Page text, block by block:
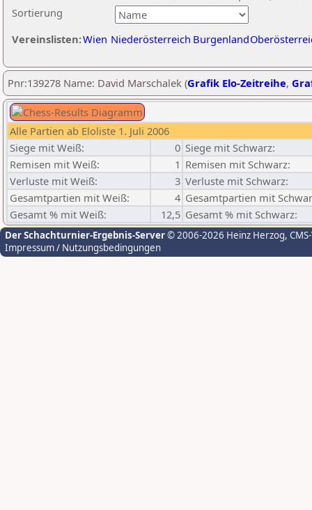
Sortierung
Vereinslisten:Wien Niederösterreich Burgenland
Pnr:139278 Name: David Marschalek (Grafik Elo-Zeitreihe,
Alle Partien ab Eloliste 1. Juli 2006
Siege mit Weiß:
0 Siege mit Schwarz:
Remisen mit Weiß:
1 Remisen mit Schwarz:
Verluste mit Weiß:
3 Verluste mit Schwarz:
Gesamtpartien mit Weiß:
4 Gesamtpartien mit
Gesamt % mit Weiß:
12,5 Gesamt % mit Schwarz:
Der Schachturnier-Ergebnis-Server© 2006-2026 Heinz Herzog,
Impressum / Nutzungsbedingungen